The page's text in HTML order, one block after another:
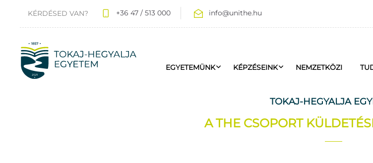
KÉRDÉSED VAN? +36 47 / 513 000 info@unithe.hu
EGYETEMÜNK KÉPZÉSEINK NEMZETKÖZI
TOKAJ-HEGYALJA
A THE CSOPORT